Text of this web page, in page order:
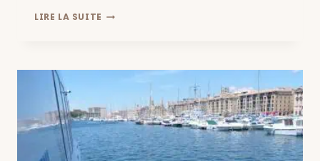
LIRE LA SUITE LES
EN
NAVETTE
LA
DIGUE